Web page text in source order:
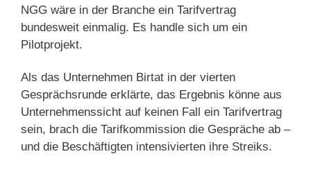
NGG wäre in der Branche ein Tarifvertrag
bundesweit einmalig. Es handle sich um ein
Pilotprojekt.
Als das Unternehmen Birtat in der vierten
Gesprächsrunde erklärte, das Ergebnis könne aus
Unternehmenssicht auf keinen Fall ein Tarifvertrag
sein, brach die Tarifkommission die Gespräche ab –
und die Beschäftigten intensivierten ihre Streiks.